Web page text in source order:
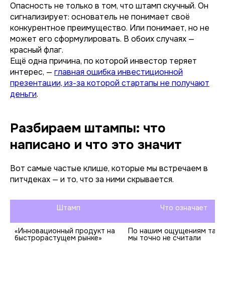
Опасность не только в том, что штамп скучный. Он
сигнализирует: основатель не понимает своё
конкурентное преимущество. Или понимает, но не
может его сформулировать. В обоих случаях —
красный флаг.
Ещё одна причина, по которой инвестор теряет
интерес, — главная ошибка инвестиционной
презентации, из-за которой стартапы не получают
деньги.
Разбираем штампы: что
написано и что это значит
Вот самые частые клише, которые мы встречаем в
питчдеках — и то, что за ними скрывается.
                     Штамп
                Что означает
«Инновационный продукт на
быстрорастущем рынке»
По нашим ощущениям так,